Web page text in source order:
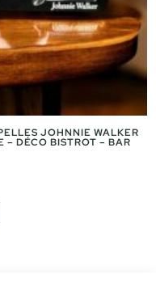
JOHNNIE WALKER
– DÉCO BISTROT – BAR